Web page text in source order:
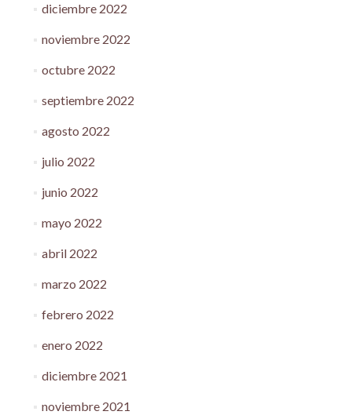
diciembre 2022
noviembre 2022
octubre 2022
septiembre 2022
agosto 2022
julio 2022
junio 2022
mayo 2022
abril 2022
marzo 2022
febrero 2022
enero 2022
diciembre 2021
noviembre 2021